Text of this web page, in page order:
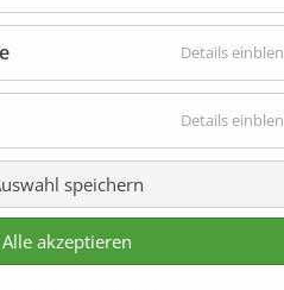
Details
Details
speichern
Alle akzeptieren